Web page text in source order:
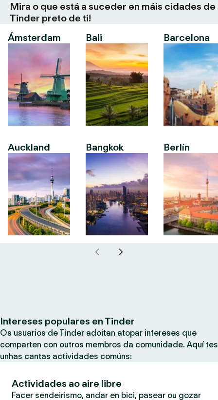
Mira o que está a suceder en máis cidades de
Tinder preto de ti!
Ámsterdam
Auckland
Bali
Bangkok
Barcelona
Berlín
Intereses populares en Tinder
Os usuarios de Tinder adoitan atopar intereses que
comparten con outros membros da comunidade. Aquí tes
unhas cantas actividades comúns:
Actividades ao aire libre
Facer sendeirismo, andar en bici, pasear ou gozar